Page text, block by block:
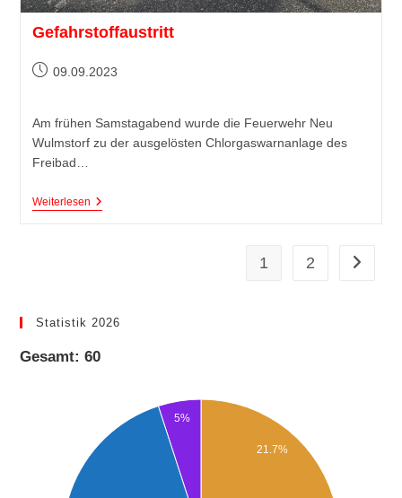
Gefahrstoffaustritt
09.09.2023
Am frühen Samstagabend wurde die Feuerwehr Neu
Wulmstorf zu der ausgelösten Chlorgaswarnanlage des
Freibad…
Weiterlesen
1 2
Statistik 2026
Gesamt: 60
21.7%
5%